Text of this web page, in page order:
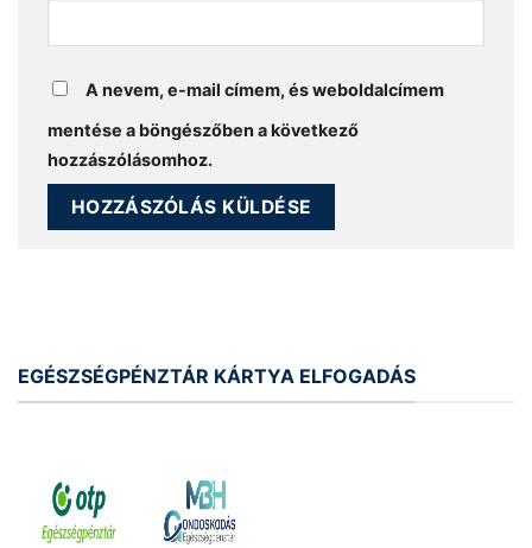
A nevem, e-mail címem, és weboldalcímem
mentése a böngészőben a következő
hozzászólásomhoz.
EGÉSZSÉGPÉNZTÁR KÁRTYA ELFOGADÁS